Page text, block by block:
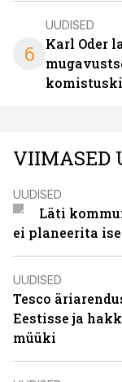
6
UUDISED
Karl Oder
VIIMASED
UUDISED
Läti
ei planeerita
UUDISED
Tesco
Eestisse ja
müüki